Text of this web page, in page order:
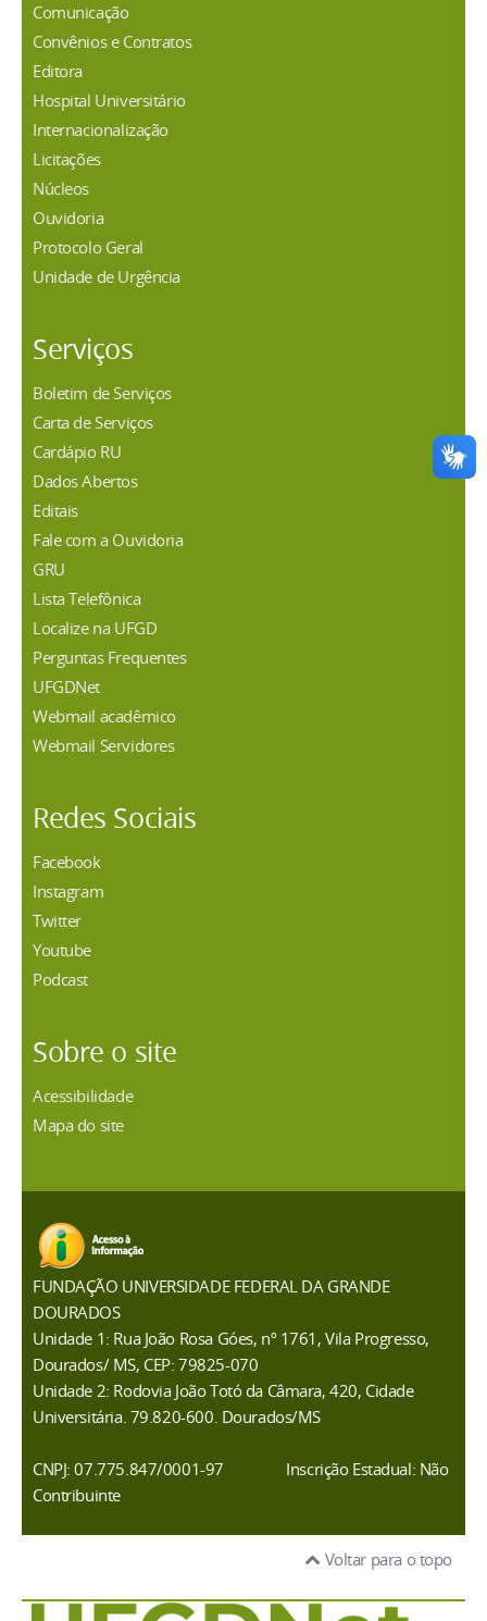
Comunicação
Convênios e Contratos
Editora
Hospital Universitário
Internacionalização
Licitações
Núcleos
Ouvidoria
Protocolo Geral
Unidade de Urgência
Serviços
Boletim de Serviços
Carta de Serviços
Cardápio RU
Dados Abertos
Editais
Fale com a Ouvidoria
GRU
Lista Telefônica
Localize na UFGD
Perguntas Frequentes
UFGDNet
Webmail acadêmico
Webmail Servidores
Redes Sociais
Facebook
Instagram
Twitter
Youtube
Podcast
Sobre o site
Acessibilidade
Mapa do site
FUNDAÇÃO UNIVERSIDADE FEDERAL DA GRANDE
DOURADOS
Unidade 1: Rua João Rosa Góes, nº 1761, Vila Progresso,
Dourados/ MS, CEP: 79825-070
Unidade 2: Rodovia João Totó da Câmara, 420, Cidade
Universitária. 79.820-600. Dourados/MS
CNPJ: 07.775.847/0001-97
Inscrição Estadual: Não
Contribuinte
Voltar para o topo